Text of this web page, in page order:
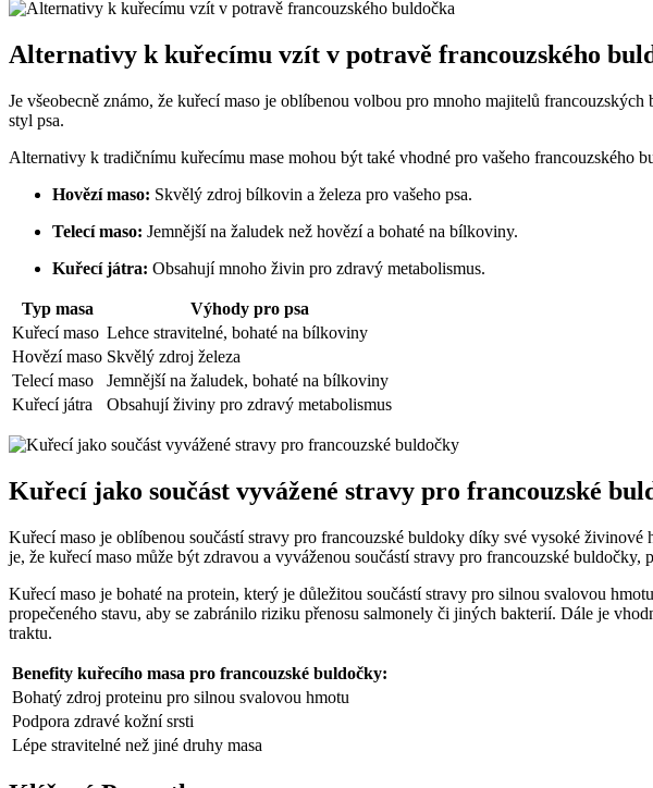
Alternativy k kuřecímu vzít v potravě francouzského
Je všeobecně známo, že kuřecí maso je oblíbenou volbou pro mnoho majitelů
styl psa.
Alternativy k tradičnímu kuřecímu mase mohou být také vhodné pro vašeho francouzského
Hovězí maso: Skvělý zdroj bílkovin a železa pro vašeho psa.
Telecí maso: Jemnější na žaludek než hovězí a bohaté na bílkoviny.
Kuřecí játra: Obsahují mnoho živin pro zdravý metabolismus.
Typ masa
Výhody pro psa
Kuřecí maso Lehce stravitelné, bohaté na bílkoviny
Hovězí maso Skvělý zdroj železa
Telecí maso
Jemnější na žaludek, bohaté na bílkoviny
Kuřecí játra
Obsahují živiny pro zdravý metabolismus
Kuřecí jako součást vyvážené stravy pro francouzské
Kuřecí maso je oblíbenou součástí stravy pro francouzské buldoky díky své vysoké
je, že kuřecí maso může být zdravou a vyváženou součástí stravy pro francouzské buldočky,
Kuřecí maso je bohaté na protein, který je důležitou součástí stravy pro silnou svalovou
propečeného stavu, aby se zabránilo riziku přenosu salmonely či jiných bakterií. Dále je
traktu.
Benefity kuřecího masa pro francouzské buldočky:
Bohatý zdroj proteinu pro silnou svalovou hmotu
Podpora zdravé kožní srsti
Lépe stravitelné než jiné druhy masa